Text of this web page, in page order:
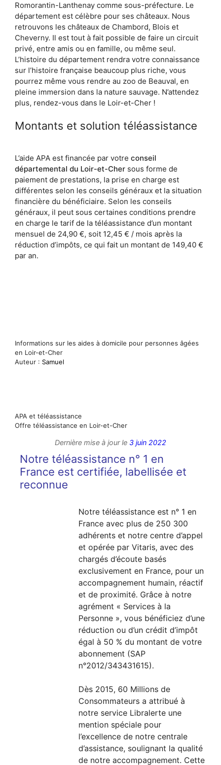
Romorantin-Lanthenay comme sous-préfecture. Le
département est célèbre pour ses châteaux. Nous
retrouvons les châteaux de Chambord, Blois et
Cheverny. Il est tout à fait possible de faire un circuit
privé, entre amis ou en famille, ou même seul.
L’histoire du département rendra votre connaissance
sur l’histoire française beaucoup plus riche, vous
pourrez même vous rendre au zoo de Beauval, en
pleine immersion dans la nature sauvage. N’attendez
plus, rendez-vous dans le Loir-et-Cher !
Montants et solution téléassistance
L’aide APA est financée par votre conseil
départemental du Loir-et-Cher sous forme de
paiement de prestations, la prise en charge est
différentes selon les conseils généraux et la situation
financière du bénéficiaire. Selon les conseils
généraux, il peut sous certaines conditions prendre
en charge le tarif de la téléassistance d’un montant
mensuel de 24,90 €, soit 12,45 € / mois après la
réduction d’impôts, ce qui fait un montant de 149,40 €
par an.
Informations sur les aides à domicile pour personnes âgées
en Loir-et-Cher
Auteur : Samuel
APA et téléassistance
Offre téléassistance en Loir-et-Cher
Dernière mise à jour le 3 juin 2022
Notre téléassistance n° 1 en
France est certifiée, labellisée et
reconnue
Notre téléassistance est n° 1 en
France avec plus de 250 300
adhérents et notre centre d’appel
et opérée par Vitaris, avec des
chargés d’écoute basés
exclusivement en France, pour un
accompagnement humain, réactif
et de proximité. Grâce à notre
agrément « Services à la
Personne », vous bénéficiez d’une
réduction ou d’un crédit d’impôt
égal à 50 % du montant de votre
abonnement (SAP
n°2012/343431615).
Dès 2015, 60 Millions de
Consommateurs a attribué à
notre service Libralerte une
mention spéciale pour
l’excellence de notre centrale
d’assistance, soulignant la qualité
de notre accompagnement. Cette